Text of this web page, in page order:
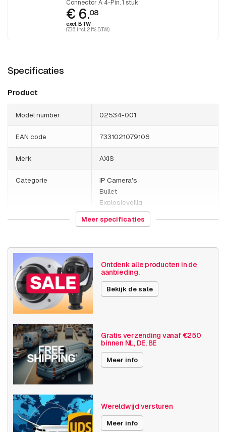
Connector A 4-Pin. 1 stuk
€ 6.08
excl. BTW
(7.36 incl. 21% BTW)
Specificaties
Product
Model number 02534-001
EAN code 7331021079106
Merk AXIS
Categorie
IP Camera's
Bullet
Explosieveilig
852589
Land van herkomst Polen
Gewicht 1640 gram
Grootte (lxbxh) 140 x 260 x 180 millimeters
Basis functionaliteit
Resolutie 4K (8.3MP) of hoger
Software Analytics
Audio & I/O
Verlichting
Publicatiedatum 01-02-2023
Meer specificaties
Ontdenk alle producten in de
aanbieding.
Bekijk de sale
Gratis verzending vanaf €250
binnen NL, DE, BE
Meer info
Wereldwijd versturen
Meer info